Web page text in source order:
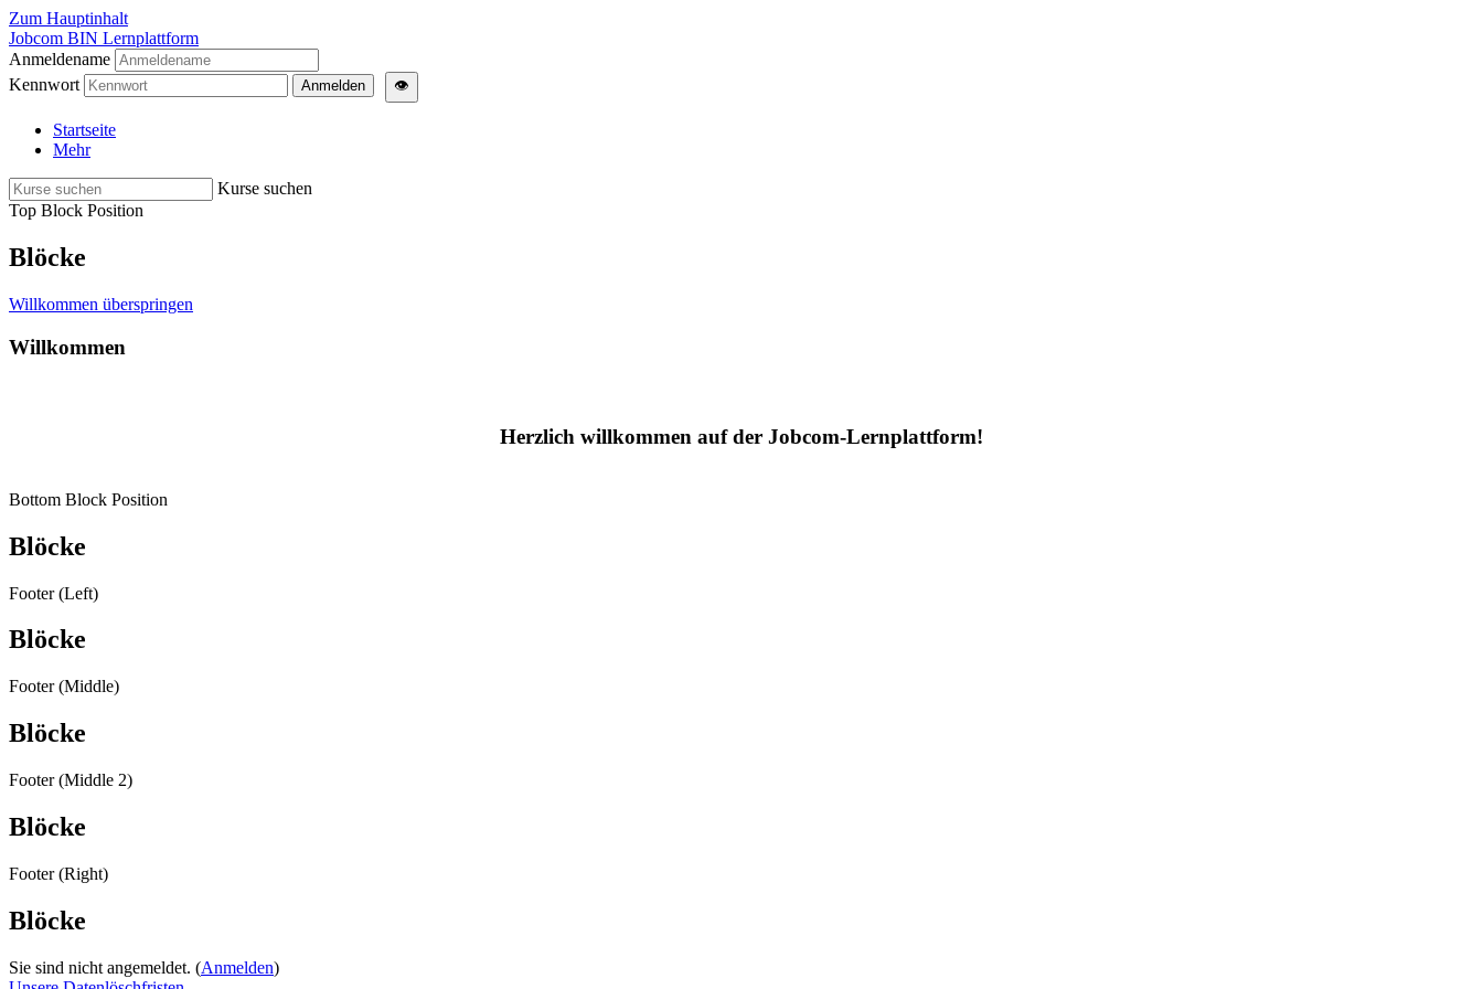
Zum Hauptinhalt
Jobcom BIN Lernplattform
Anmeldename
Kennwort
Anmelden 👁
Startseite
Mehr
Kurse suchen
Top Block Position
Blöcke
Willkommen überspringen
Willkommen
Herzlich willkommen auf der Jobcom-Lernplattform!
Bottom Block Position
Blöcke
Footer (Left)
Blöcke
Footer (Middle)
Blöcke
Footer (Middle 2)
Blöcke
Footer (Right)
Blöcke
Sie sind nicht angemeldet. (Anmelden)